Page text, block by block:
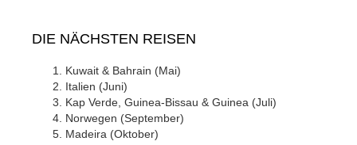
DIE NÄCHSTEN REISEN
Kuwait & Bahrain (Mai)
Italien (Juni)
Kap Verde, Guinea-Bissau & Guinea (Juli)
Norwegen (September)
Madeira (Oktober)